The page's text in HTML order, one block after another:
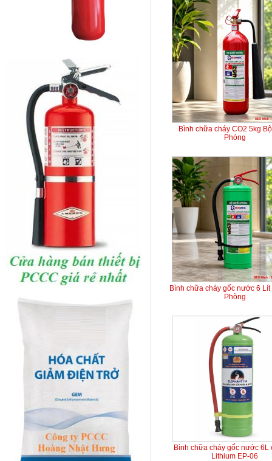
Bình chữa cháy CO2 5kg
Phòng
Bình chữa cháy gốc nước 6 Lít
Phòng
Bình chữa cháy gốc nước 6L
Lithium EP-06